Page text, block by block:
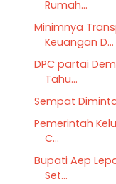
Rumah...
Minimnya
Keuangan D...
DPC partai
Tahu...
Sempat
Pemerintah
C...
Bupati Aep
Set...